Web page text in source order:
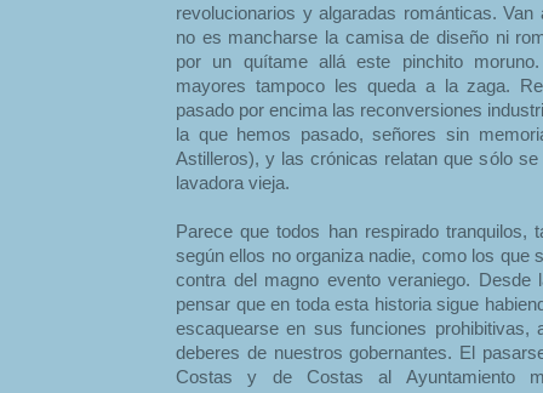
revolucionarios y algaradas románticas.
no es mancharse la camisa de diseño ni
por un quítame allá este pinchito
mayores tampoco les queda a la zaga.
pasado por encima las reconversiones
la que hemos pasado, señores sin
Astilleros), y las crónicas relatan que sólo
lavadora vieja.
Parece que todos han respirado tranquilos,
según ellos no organiza nadie, como los que
contra del magno evento veraniego. Desde
pensar que en toda esta historia sigue
escaquearse en sus funciones prohibitivas,
deberes de nuestros gobernantes. El
Costas y de Costas al Ayuntamiento